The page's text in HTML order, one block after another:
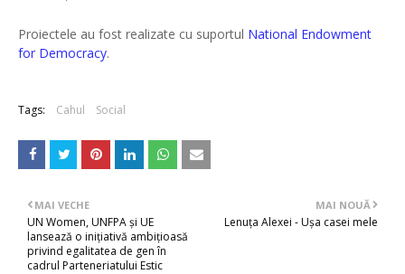
Proiectele au fost realizate cu suportul National Endowment
for Democracy.
Tags: Cahul Social
MAI NOUĂ
Lenuța Alexei - Ușa casei mele
MAI VECHE
UN Women, UNFPA și UE
lansează o inițiativă ambițioasă
privind egalitatea de gen în
cadrul Parteneriatului Estic